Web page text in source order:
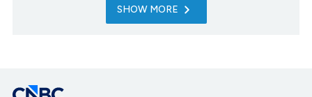
SHOW MORE